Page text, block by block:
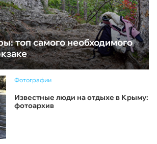
топ самого необходимого
Фотографии
Известные люди на отдыхе в Крыму:
фотоархив